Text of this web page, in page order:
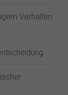
Verhalten